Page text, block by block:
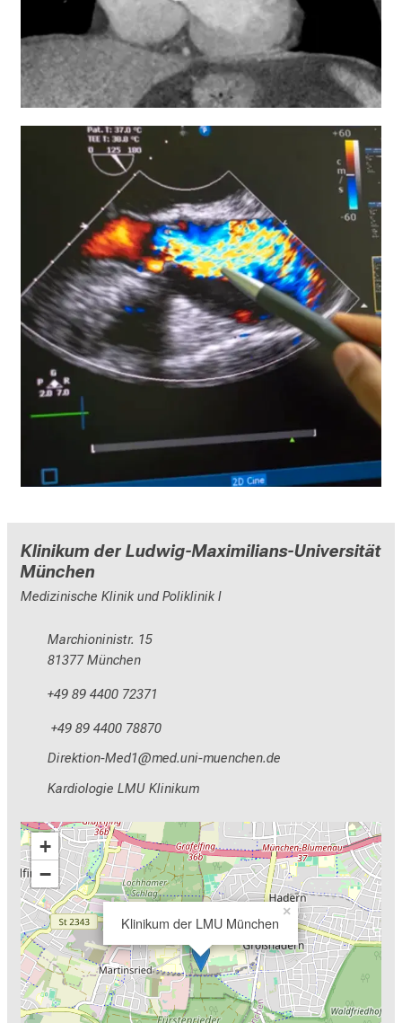
Klinikum der Ludwig-Maximilians-Universität
München
Medizinische Klinik und Poliklinik I
Marchioninistr. 15
81377 München
+49 89 4400 72371
+49 89 4400 78870
Mlpioblüu_Oim2
vimsful_vfiuyziutmi
Kardiologie LMU Klinikum
Klinikum der LMU München
×
+
−